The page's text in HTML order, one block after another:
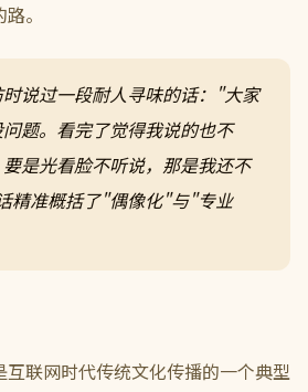
。
说过一段耐人寻味的话："大家
题。看完了觉得我说的也不
是光看脸不听说，那是我还不
准概括了"偶像化"与"专业
联网时代传统文化传播的一个典型